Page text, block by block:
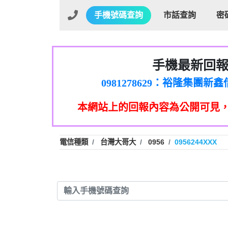
手機號碼查詢 市話查詢 密
手機最新回
01：Greetings,Iwork【
0981278629：裕隆集團新
886816675846：gh2xv1【🗒
0982432519：
0982432519：
0963566113：
0963566113：宅急便物
本網站上的回報內容為公開可見
電信種類 台灣大哥大 0956 0956244XXX